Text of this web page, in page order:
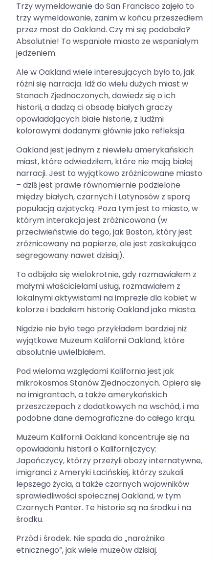
Trzy wymeldowanie do San Francisco zajęło to
trzy wymeldowanie, zanim w końcu przeszedłem
przez most do Oakland. Czy mi się podobało?
Absolutnie! To wspaniałe miasto ze wspaniałym
jedzeniem.
Ale w Oakland wiele interesujących było to, jak
różni się narracja. Idź do wielu dużych miast w
Stanach Zjednoczonych, dowiedz się o ich
historii, a dadzą ci obsadę białych graczy
opowiadających białe historie, z ludźmi
kolorowymi dodanymi głównie jako refleksja.
Oakland jest jednym z niewielu amerykańskich
miast, które odwiedziłem, które nie mają białej
narracji. Jest to wyjątkowo zróżnicowane miasto
– dziś jest prawie równomiernie podzielone
między białych, czarnych i Latynosów z sporą
populacją azjatycką. Poza tym jest to miasto, w
którym interakcja jest zróżnicowana (w
przeciwieństwie do tego, jak Boston, który jest
zróżnicowany na papierze, ale jest zaskakująco
segregowany nawet dzisiaj).
To odbijało się wielokrotnie, gdy rozmawiałem z
małymi właścicielami usług, rozmawiałem z
lokalnymi aktywistami na imprezie dla kobiet w
kolorze i badałem historię Oakland jako miasta.
Nigdzie nie było tego przykładem bardziej niż
wyjątkowe Muzeum Kalifornii Oakland, które
absolutnie uwielbiałem.
Pod wieloma względami Kalifornia jest jak
mikrokosmos Stanów Zjednoczonych. Opiera się
na imigrantach, a także amerykańskich
przeszczepach z dodatkowych na wschód, i ma
podobne dane demograficzne do całego kraju.
Muzeum Kalifornii Oakland koncentruje się na
opowiadaniu historii o Kalifornijczycy:
Japończycy, którzy przeżyli obozy internatywne,
imigranci z Ameryki Łacińskiej, którzy szukali
lepszego życia, a także czarnych wojowników
sprawiedliwości społecznej Oakland, w tym
Czarnych Panter. Te historie są na środku i na
środku.
Przód i środek. Nie spada do „narożnika
etnicznego”, jak wiele muzeów dzisiaj.